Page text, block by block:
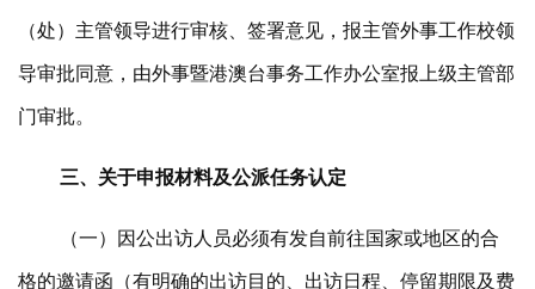
（处）主管领导进行审核、签署意见，报主管外事工作校领
导审批同意，由外事暨港澳台事务工作办公室报上级主管部
门审批。
三、关于申报材料及公派任务认定
（一）因公出访人员必须有发自前往国家或地区的合
格的邀请函（有明确的出访目的、出访日程、停留期限及费